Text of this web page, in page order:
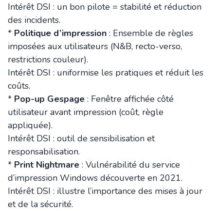
Intérêt DSI : un bon pilote = stabilité et réduction
des incidents.
* Politique d’impression : Ensemble de règles
imposées aux utilisateurs (N&B, recto-verso,
restrictions couleur).
Intérêt DSI : uniformise les pratiques et réduit les
coûts.
* Pop-up Gespage : Fenêtre affichée côté
utilisateur avant impression (coût, règle
appliquée).
Intérêt DSI : outil de sensibilisation et
responsabilisation.
* Print Nightmare : Vulnérabilité du service
d’impression Windows découverte en 2021.
Intérêt DSI : illustre l’importance des mises à jour
et de la sécurité.